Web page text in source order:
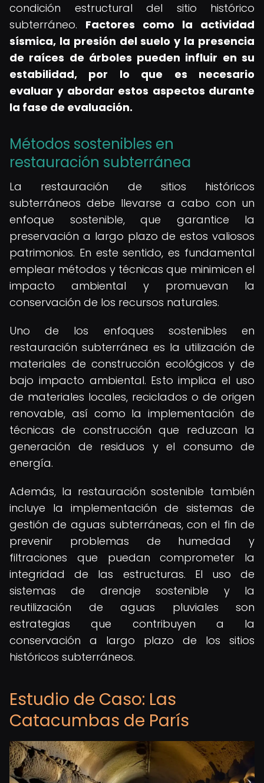
condición estructural del sitio histórico
subterráneo. Factores como la actividad
sísmica, la presión del suelo y la presencia
de raíces de árboles pueden influir en su
estabilidad, por lo que es necesario
evaluar y abordar estos aspectos durante
la fase de evaluación.
Métodos sostenibles en
restauración subterránea
La restauración de sitios históricos
subterráneos debe llevarse a cabo con un
enfoque sostenible, que garantice la
preservación a largo plazo de estos valiosos
patrimonios. En este sentido, es fundamental
emplear métodos y técnicas que minimicen el
impacto ambiental y promuevan la
conservación de los recursos naturales.
Uno de los enfoques sostenibles en
restauración subterránea es la utilización de
materiales de construcción ecológicos y de
bajo impacto ambiental. Esto implica el uso
de materiales locales, reciclados o de origen
renovable, así como la implementación de
técnicas de construcción que reduzcan la
generación de residuos y el consumo de
energía.
Además, la restauración sostenible también
incluye la implementación de sistemas de
gestión de aguas subterráneas, con el fin de
prevenir problemas de humedad y
filtraciones que puedan comprometer la
integridad de las estructuras. El uso de
sistemas de drenaje sostenible y la
reutilización de aguas pluviales son
estrategias que contribuyen a la
conservación a largo plazo de los sitios
históricos subterráneos.
Estudio de Caso: Las
Catacumbas de París